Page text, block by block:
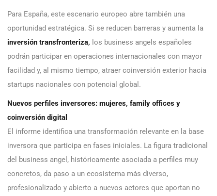
Para España, este escenario europeo abre también una
oportunidad estratégica. Si se reducen barreras y aumenta la
inversión transfronteriza, los business angels españoles
podrán participar en operaciones internacionales con mayor
facilidad y, al mismo tiempo, atraer coinversión exterior hacia
startups nacionales con potencial global.
Nuevos perfiles inversores: mujeres, family offices y
coinversión digital
El informe identifica una transformación relevante en la base
inversora que participa en fases iniciales. La figura tradicional
del business angel, históricamente asociada a perfiles muy
concretos, da paso a un ecosistema más diverso,
profesionalizado y abierto a nuevos actores que aportan no